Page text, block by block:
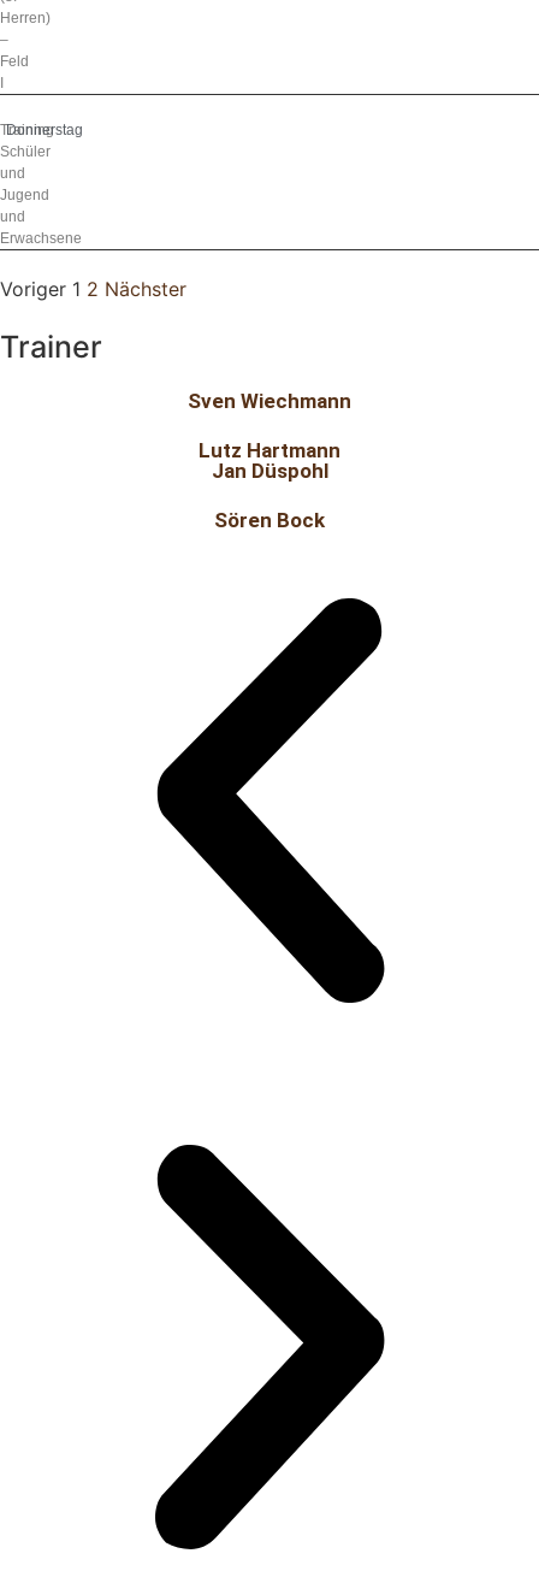
Herren)
–
Feld
I
Training
Schüler
und
Jugend
und
Erwachsene
Donnerstag
Voriger 1 2 Nächster
Trainer
Sven Wiechmann
Lutz Hartmann
Jan Düspohl
Sören Bock